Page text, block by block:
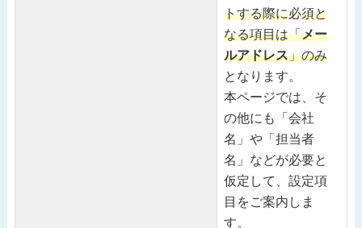
トする際に必須と
なる項目は「メー
ルアドレス」のみ
となります。
本ページでは、そ
の他にも「会社
名」や「担当者
名」などが必要と
仮定して、設定項
目をご案内しま
す。